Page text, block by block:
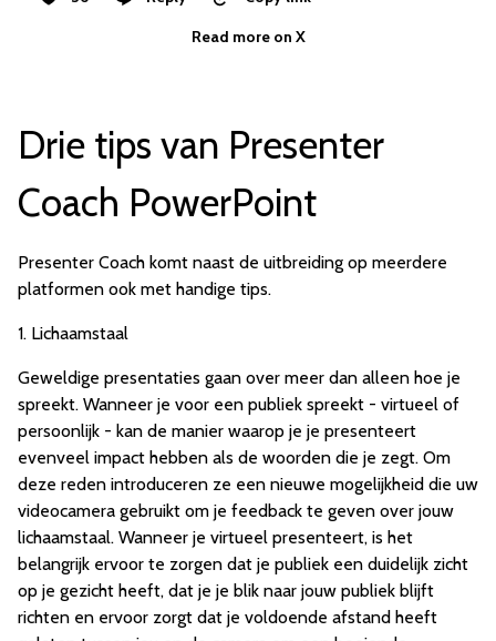
Read more on X
Drie tips van Presenter
Coach PowerPoint
Presenter Coach komt naast de uitbreiding op meerdere
platformen ook met handige tips.
1. Lichaamstaal
Geweldige presentaties gaan over meer dan alleen hoe je
spreekt. Wanneer je voor een publiek spreekt - virtueel of
persoonlijk - kan de manier waarop je je presenteert
evenveel impact hebben als de woorden die je zegt. Om
deze reden introduceren ze een nieuwe mogelijkheid die uw
videocamera gebruikt om je feedback te geven over jouw
lichaamstaal. Wanneer je virtueel presenteert, is het
belangrijk ervoor te zorgen dat je publiek een duidelijk zicht
op je gezicht heeft, dat je je blik naar jouw publiek blijft
richten en ervoor zorgt dat je voldoende afstand heeft